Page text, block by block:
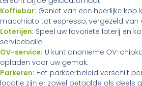
Koffiebar: Geniet van een heerlijke kop
macchiato tot espresso, vergezeld van
Loterijen: Speel uw favoriete loterij en
servicebalie.
OV-service: U kunt anonieme OV-
opladen voor uw gemak.
Parkeren: Het parkeerbeleid verschilt
locatie zijn er zowel betaalde als deels